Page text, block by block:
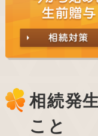
相続発
こと